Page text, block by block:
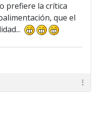
prefiere la crítica
que el